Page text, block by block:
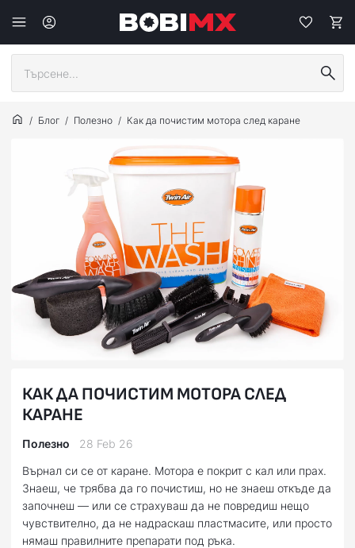
Блог Полезно Как да почистим мотора след каране
КАК ДА ПОЧИСТИМ МОТОРА СЛЕД
КАРАНЕ
Полезно
28 Feb 26
Върнал си се от каране. Мотора е покрит с кал или прах.
Знаеш, че трябва да го почистиш, но не знаеш откъде да
започнеш — или се страхуваш да не повредиш нещо
чувствително, да не надраскаш пластмасите, или просто
нямаш правилните препарати под ръка.